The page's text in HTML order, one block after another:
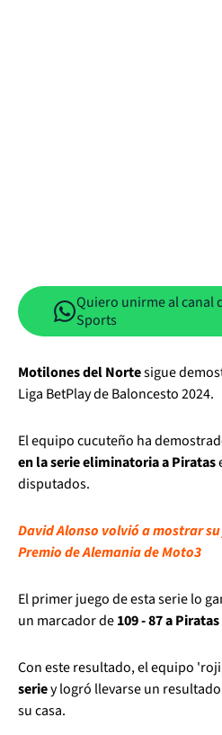
Quiero unirme al canal
Sports
Motilones del Nortesigue
Liga BetPlay de Baloncesto 2024.
El equipo cucuteño ha
en la serie eliminatoria a Piratas
disputados.
David Alonso volvió a mostrar
Premio de Alemania de Moto3
El primer juego de esta serie lo
un marcador de109 - 87 a Piratas
Con este resultado, el equipo
seriey logró llevarse un
su casa.